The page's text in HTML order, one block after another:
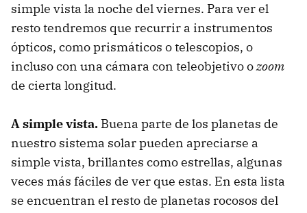
simple vista la noche del viernes. Para ver el
resto tendremos que recurrir a instrumentos
ópticos, como prismáticos o telescopios, o
incluso con una cámara con teleobjetivo ozoom
de cierta longitud.
A simple vista. Buena parte de los planetas de
nuestro sistema solar pueden apreciarse a
simple vista, brillantes como estrellas, algunas
veces más fáciles de ver que estas. En esta lista
se encuentran el resto de planetas rocosos del